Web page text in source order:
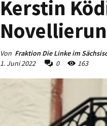
Kerstin
Von Fraktion Die Linke im
1. Juni 2022
0 163